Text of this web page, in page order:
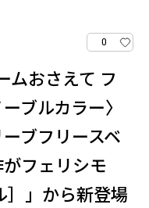
0
ムおさえて フ
ブルカラー〉
ブフリースベ
フェリシモ
］」から新登場